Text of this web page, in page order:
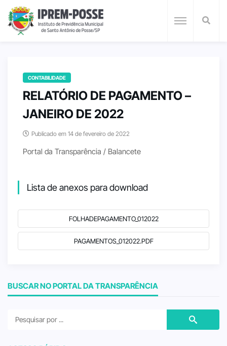
CONTABILIDADE
RELATÓRIO DE PAGAMENTO –
JANEIRO DE 2022
Publicado em 14 de fevereiro de 2022
Portal da Transparência / Balancete
Lista de anexos para download
FOLHADEPAGAMENTO_012022
PAGAMENTOS_012022.PDF
BUSCAR NO PORTAL DA TRANSPARÊNCIA